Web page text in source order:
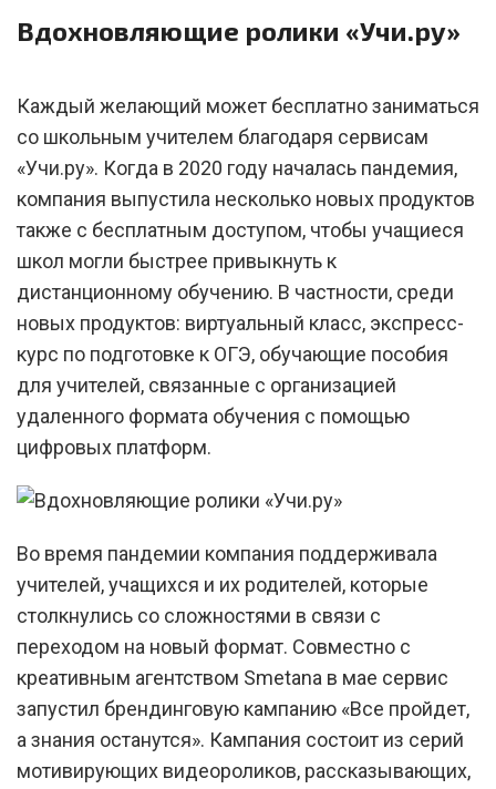
Вдохновляющие ролики «Учи.ру»
Каждый желающий может бесплатно заниматься
со школьным учителем благодаря сервисам
«Учи.ру». Когда в 2020 году началась пандемия,
компания выпустила несколько новых продуктов
также с бесплатным доступом, чтобы учащиеся
школ могли быстрее привыкнуть к
дистанционному обучению. В частности, среди
новых продуктов: виртуальный класс, экспресс-
курс по подготовке к ОГЭ, обучающие пособия
для учителей, связанные с организацией
удаленного формата обучения с помощью
цифровых платформ.
Во время пандемии компания поддерживала
учителей, учащихся и их родителей, которые
столкнулись со сложностями в связи с
переходом на новый формат. Совместно с
креативным агентством Smetana в мае сервис
запустил брендинговую кампанию «Все пройдет,
а знания останутся». Кампания состоит из серий
мотивирующих видеороликов, рассказывающих,